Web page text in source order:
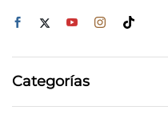
Categorías